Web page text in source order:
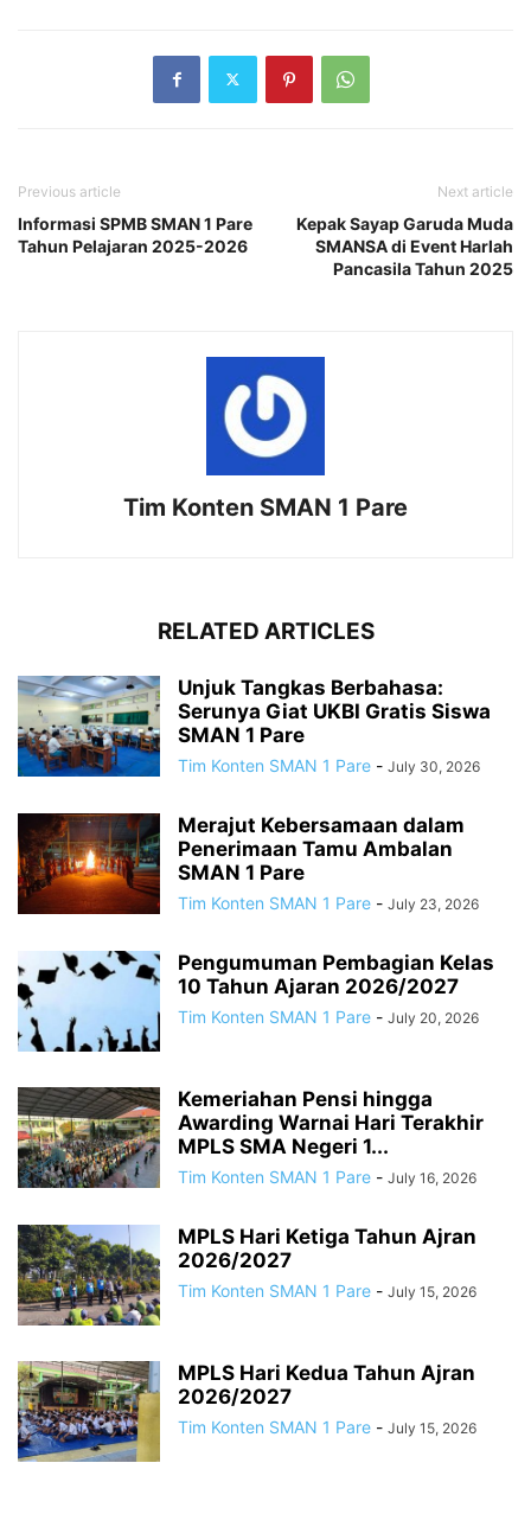
Previous article
Informasi SPMB SMAN 1 Pare
Tahun Pelajaran 2025-2026
Next article
Kepak Sayap Garuda Muda
SMANSA di Event Harlah
Pancasila Tahun 2025
Tim Konten SMAN 1 Pare
RELATED ARTICLES
Unjuk Tangkas Berbahasa:
Serunya Giat UKBI Gratis Siswa
SMAN 1 Pare
Tim Konten SMAN 1 Pare - July 30, 2026
Merajut Kebersamaan dalam
Penerimaan Tamu Ambalan
SMAN 1 Pare
Tim Konten SMAN 1 Pare - July 23, 2026
Pengumuman Pembagian Kelas
10 Tahun Ajaran 2026/2027
Tim Konten SMAN 1 Pare - July 20, 2026
Kemeriahan Pensi hingga
Awarding Warnai Hari Terakhir
MPLS SMA Negeri 1...
Tim Konten SMAN 1 Pare - July 16, 2026
MPLS Hari Ketiga Tahun Ajran
2026/2027
Tim Konten SMAN 1 Pare - July 15, 2026
MPLS Hari Kedua Tahun Ajran
2026/2027
Tim Konten SMAN 1 Pare - July 15, 2026